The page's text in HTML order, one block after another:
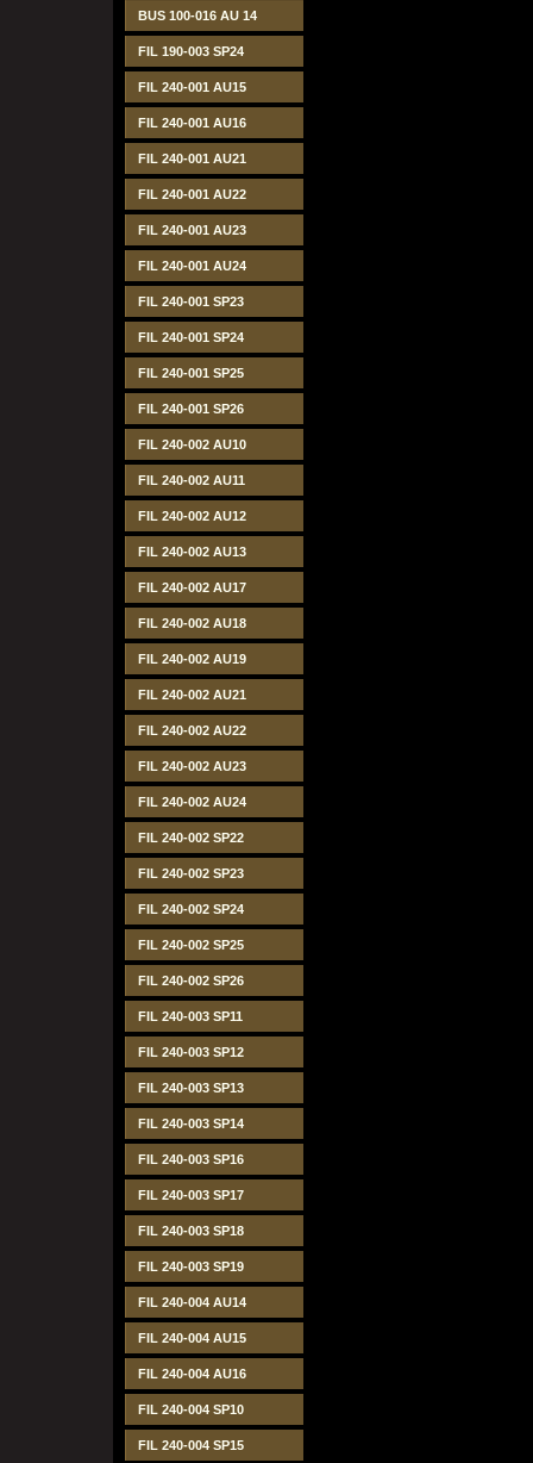
BUS 100-016 AU 14
FIL 190-003 SP24
FIL 240-001 AU15
FIL 240-001 AU16
FIL 240-001 AU21
FIL 240-001 AU22
FIL 240-001 AU23
FIL 240-001 AU24
FIL 240-001 SP23
FIL 240-001 SP24
FIL 240-001 SP25
FIL 240-001 SP26
FIL 240-002 AU10
FIL 240-002 AU11
FIL 240-002 AU12
FIL 240-002 AU13
FIL 240-002 AU17
FIL 240-002 AU18
FIL 240-002 AU19
FIL 240-002 AU21
FIL 240-002 AU22
FIL 240-002 AU23
FIL 240-002 AU24
FIL 240-002 SP22
FIL 240-002 SP23
FIL 240-002 SP24
FIL 240-002 SP25
FIL 240-002 SP26
FIL 240-003 SP11
FIL 240-003 SP12
FIL 240-003 SP13
FIL 240-003 SP14
FIL 240-003 SP16
FIL 240-003 SP17
FIL 240-003 SP18
FIL 240-003 SP19
FIL 240-004 AU14
FIL 240-004 AU15
FIL 240-004 AU16
FIL 240-004 SP10
FIL 240-004 SP15